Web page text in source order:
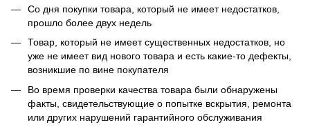
Со дня покупки товара, который не имеет недостатков,
прошло более двух недель
Товар, который не имеет существенных недостатков, но
уже не имеет вид нового товара и есть какие-то дефекты,
возникшие по вине покупателя
Во время проверки качества товара были обнаружены
факты, свидетельствующие о попытке вскрытия, ремонта
или других нарушений гарантийного обслуживания